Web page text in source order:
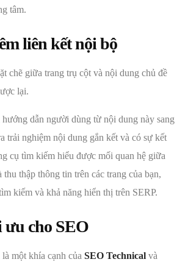
tâm.
liên kết nội bộ
chẽ giữa trang trụ cột và nội dung chủ đề
lại.
dẫn người dùng từ nội dung này sang
trải nghiệm nội dung gắn kết và có sự kết
cụ tìm kiếm hiểu được mối quan hệ giữa
thu thập thông tin trên các trang của bạn,
kiếm và khả năng hiển thị trên SERP.
ưu cho SEO
là một khía cạnh của SEO Technical và